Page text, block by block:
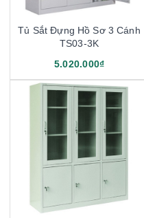
Tủ Sắt Đựng Hồ Sơ 3 Cánh
TS03-3K
5.020.000₫